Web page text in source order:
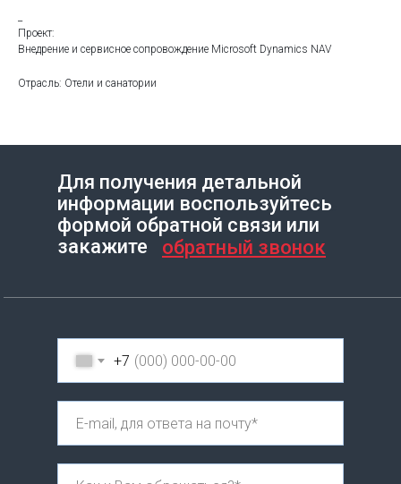
Проект:
Внедрение и сервисное сопровождение Microsoft Dynamics NAV
Отрасль: Отели и санатории
Создание сайта на ТильдеLeto.Website
Для получения детальной
информации воспользуйтесь
формой обратной связи или
закажите
обратный звонок
+7